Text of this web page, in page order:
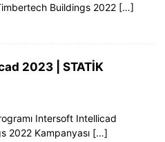
Buildings 2022 […]
2023 | STATİK
Intersoft Intellicad
2022 Kampanyası […]